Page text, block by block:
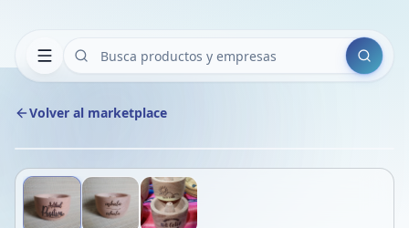
Buscar
Volver al marketplace
1/3